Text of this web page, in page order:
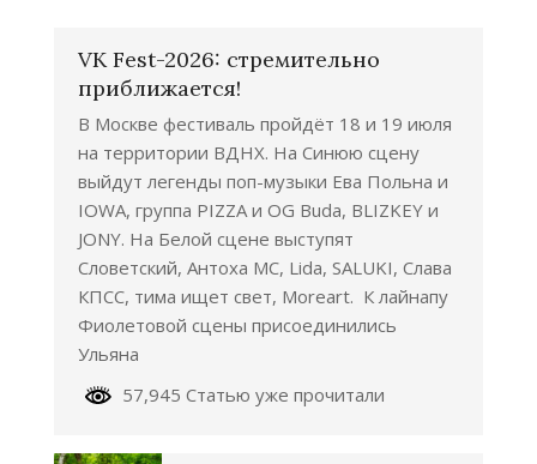
VK Fest-2026: стремительно
приближается!
В Москве фестиваль пройдёт 18 и 19 июля
на территории ВДНХ. На Синюю сцену
выйдут легенды поп-музыки Ева Польна и
IOWA, группа PIZZA и OG Buda, BLIZKEY и
JONY. На Белой сцене выступят
Словетский, Антоха МС, Lida, SALUKI, Слава
КПСС, тима ищет свет, Moreart. К лайнапу
Фиолетовой сцены присоединились
Ульяна
57,945 Статью уже прочитали